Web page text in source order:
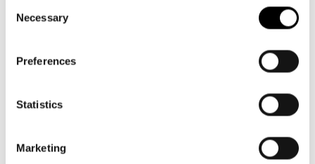
Selection
Necessary
Preferences
Statistics
Marketing